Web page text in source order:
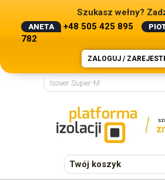
Szukasz wełny?
ANETA +48 505 425 895
782
ZALOGUJ /
Twój koszyk